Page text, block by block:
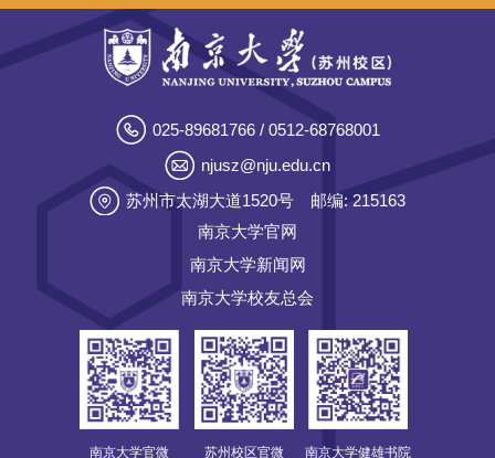
025-89681766 / 0512-68768001
njusz@nju.edu.cn
苏州市太湖大道1520号
邮编: 215163
南京大学官网
南京大学新闻网
南京大学校友总会
南京大学官微 苏州校区官微 南京大学健雄书院